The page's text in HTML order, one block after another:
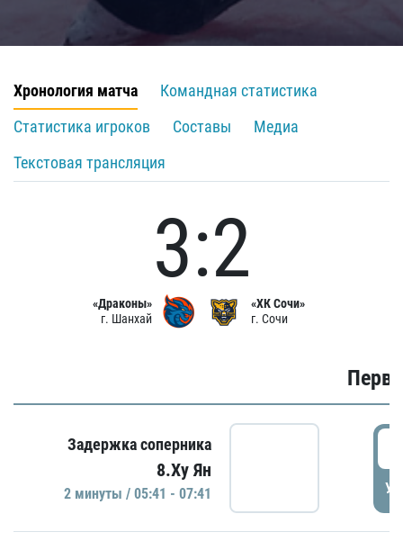
Хронология матча
Командная статистика
Статистика игроков
Составы
Медиа
Текстовая трансляция
«Драконы»
г. Шанхай
3:2
«ХК Сочи»
г. Сочи
Задержка соперника
8.Ху Ян
2 минуты / 05:41 - 07:41